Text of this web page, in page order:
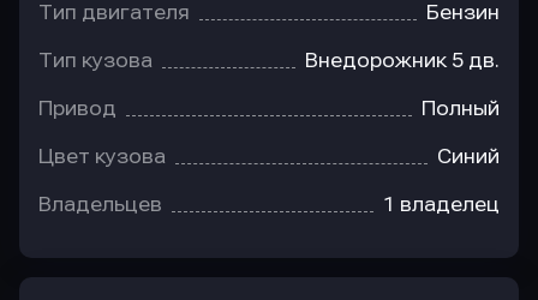
Тип двигателя Бензин
Тип кузова Внедорожник 5 дв.
Привод Полный
Цвет кузова Синий
Владельцев 1 владелец